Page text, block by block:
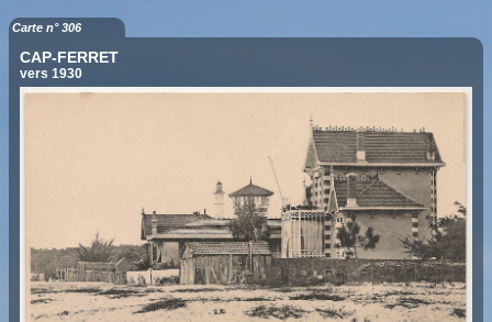
Carte n° 306
CAP-FERRET
vers 1930